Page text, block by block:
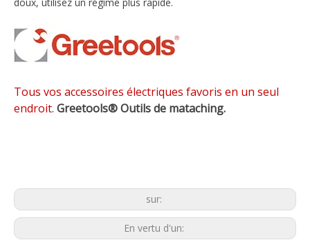
Tous vos accessoires électriques favoris en un seul
endroit. Greetools®Outils de mataching.
sur:
En vertu d'un: